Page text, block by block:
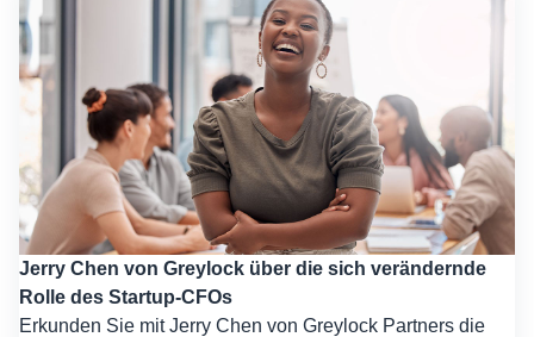
Jerry Chen von Greylock über die sich verändernde
Rolle des Startup-CFOs
Erkunden Sie mit Jerry Chen von Greylock Partners die